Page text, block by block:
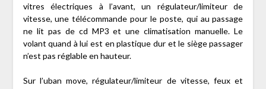
vitres électriques à l’avant, un régulateur/limiteur de
vitesse, une télécommande pour le poste, qui au passage
ne lit pas de cd MP3 et une climatisation manuelle. Le
volant quand à lui est en plastique dur et le siège passager
n’est pas réglable en hauteur.
Sur l’uban move, régulateur/limiteur de vitesse, feux et